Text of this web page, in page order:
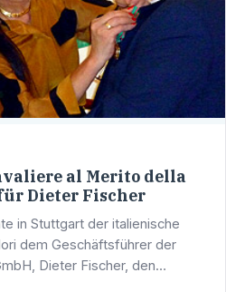
al Merito della
Dieter Fischer
in Stuttgart der italienische
dem Geschäftsführer der
Dieter Fischer, den